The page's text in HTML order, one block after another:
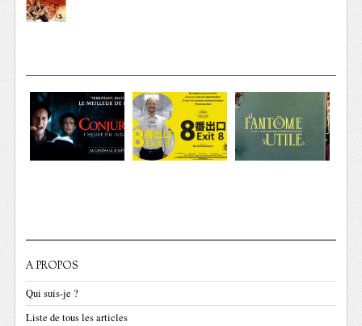
A PROPOS
Qui suis-je ?
Liste de tous les articles